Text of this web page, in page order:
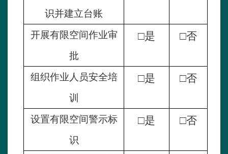
识并建立台账
开展有限空间作业审
批
□是 □否
组织作业人员安全培
训
□是 □否
设置有限空间警示标
识
□是 □否